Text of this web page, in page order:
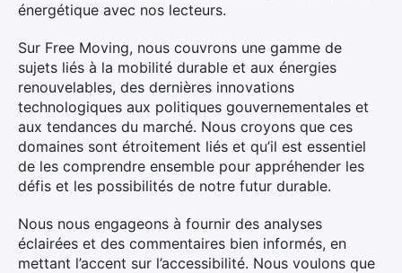
énergétique avec nos lecteurs.
Sur Free Moving, nous couvrons une gamme de
sujets liés à la mobilité durable et aux énergies
renouvelables, des dernières innovations
technologiques aux politiques gouvernementales et
aux tendances du marché. Nous croyons que ces
domaines sont étroitement liés et qu’il est essentiel
de les comprendre ensemble pour appréhender les
défis et les possibilités de notre futur durable.
Nous nous engageons à fournir des analyses
éclairées et des commentaires bien informés, en
mettant l’accent sur l’accessibilité. Nous voulons que
×